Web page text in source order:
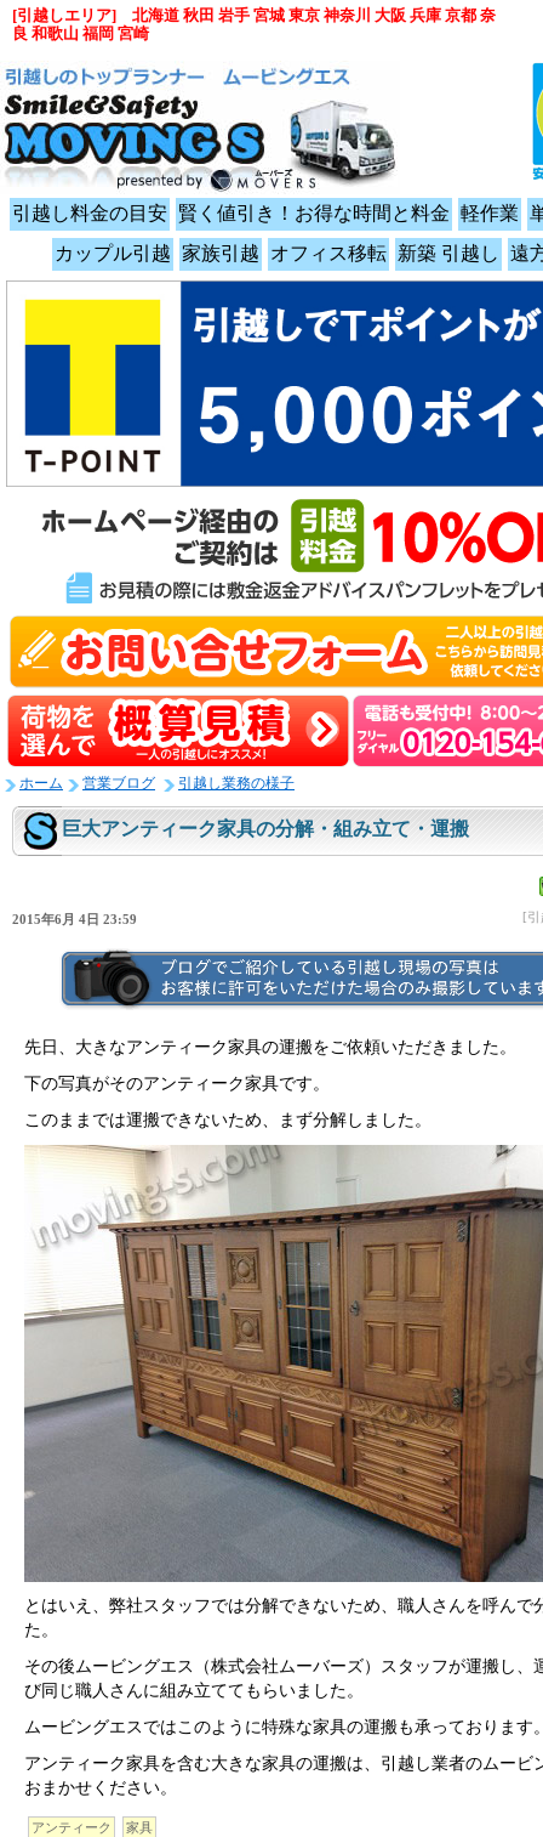
引越し料金の目安 賢く値引き！お得な時間と料金 軽作業
カップル引越 家族引越 オフィス移転 新築 引越し 遠
ホーム 営業ブログ 引越し業務の様子
巨大アンティーク家具の分解・組み立て・運搬
[引
2015年6月 4日 23:59
先日、大きなアンティーク家具の運搬をご依頼いただきました。
下の写真がそのアンティーク家具です。
このままでは運搬できないため、まず分解しました。
とはいえ、弊社スタッフでは分解できないため、職人さんを呼んで
た。
その後ムービングエス（株式会社ムーバーズ）スタッフが運搬し、
び同じ職人さんに組み立ててもらいました。
ムービングエスではこのように特殊な家具の運搬も承っております
アンティーク家具を含む大きな家具の運搬は、引越し業者のムービ
おまかせください。
アンティーク 家具
[引越しエリア] 北海道 秋田 岩手 宮城 東京 神奈川 大阪 兵庫 京都 奈
良 和歌山 福岡 宮崎